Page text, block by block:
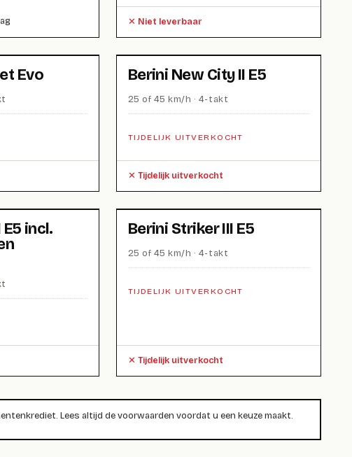
Niet leverbaar
Evo Berini New City II E5
25 of 45 km/h · 4-takt
TIJDELIJK UITVERKOCHT
Tijdelijk uitverkocht
incl.
Berini Striker III E5
25 of 45 km/h · 4-takt
TIJDELIJK UITVERKOCHT
Tijdelijk uitverkocht
Lees altijd de voorwaarden voordat u een keuze maakt.